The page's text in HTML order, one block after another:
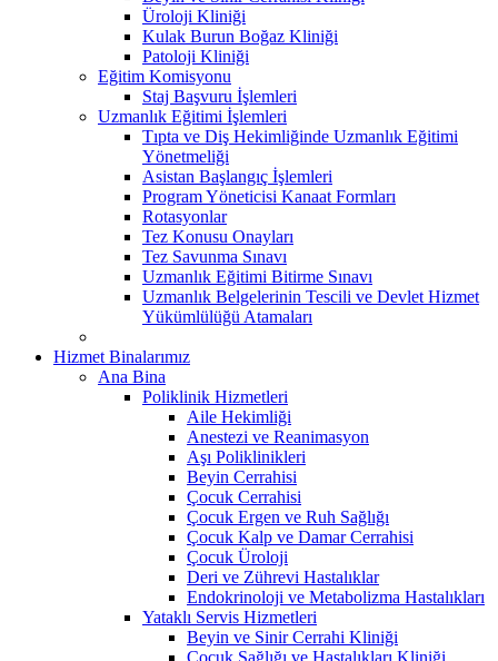
Üroloji Kliniği
Kulak Burun Boğaz Kliniği
Patoloji Kliniği
Eğitim Komisyonu
Staj Başvuru İşlemleri
Uzmanlık Eğitimi İşlemleri
Tıpta ve Diş Hekimliğinde Uzmanlık Eğitimi
Yönetmeliği
Asistan Başlangıç İşlemleri
Program Yöneticisi Kanaat Formları
Rotasyonlar
Tez Konusu Onayları
Tez Savunma Sınavı
Uzmanlık Eğitimi Bitirme Sınavı
Uzmanlık Belgelerinin Tescili ve Devlet Hizmet
Yükümlülüğü Atamaları
Hizmet Binalarımız
Ana Bina
Poliklinik Hizmetleri
Aile Hekimliği
Anestezi ve Reanimasyon
Aşı Poliklinikleri
Beyin Cerrahisi
Çocuk Cerrahisi
Çocuk Ergen ve Ruh Sağlığı
Çocuk Kalp ve Damar Cerrahisi
Çocuk Üroloji
Deri ve Zührevi Hastalıklar
Endokrinoloji ve Metabolizma Hastalıkları
Yataklı Servis Hizmetleri
Beyin ve Sinir Cerrahi Kliniği
Çocuk Sağlığı ve Hastalıkları Kliniği